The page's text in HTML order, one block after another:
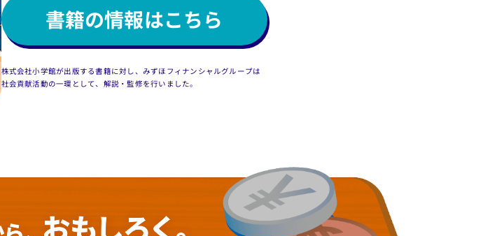
書籍の情報はこちら​
株式会社小学館が出版する書籍に対し、 みずほフィナンシャルグループは​
社会貢献活動の一環として、解説・監修を行いました。